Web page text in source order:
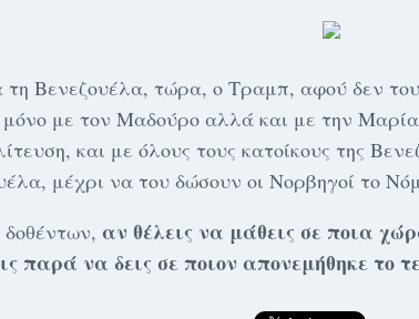
τη Βενεζουέλα, τώρα, ο Τραμπ, αφού δεν
μόνο με τον Μαδούρο αλλά και με την
και με όλους τους κατοίκους της
μέχρι να του δώσουν οι Νορβηγοί το
αν θέλεις να μάθεις σε ποια
παρά να δεις σε ποιον απονεμήθηκε το